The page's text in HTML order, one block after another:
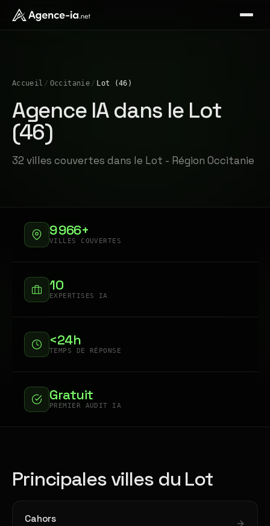
Accueil / Occitanie / Lot (46)
Agence IA dans le Lot
(46)
32 villes couvertes dans le Lot - Région Occitanie
9 966+
VILLES COUVERTES
10
EXPERTISES IA
<24h
TEMPS DE RÉPONSE
Gratuit
PREMIER AUDIT IA
Principales villes du Lot
Cahors